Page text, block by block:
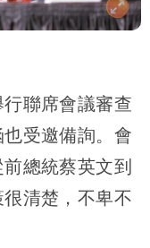
聯席會議審查
受邀備詢。會
總統蔡英文到
清楚，不卑不